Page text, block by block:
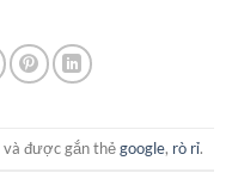
và được gắn thẻgoogle, rò rỉ.